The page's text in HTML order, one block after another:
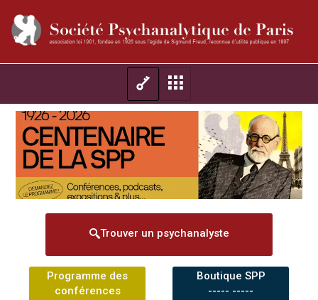
Trouver un psychanalyste
Programme des
conférences
Boutique SPP
----- -----